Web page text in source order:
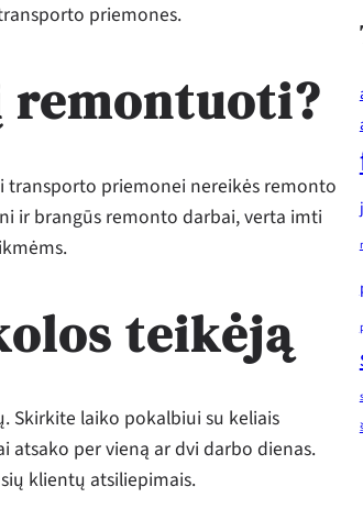
priemones.
transporto priemonei nereikės remonto
ir brangūs remonto darbai, verta imti
teikėją
Skirkite laiko pokalbiui su keliais
atsako per vieną ar dvi darbo dienas.
klientų atsiliepimais.